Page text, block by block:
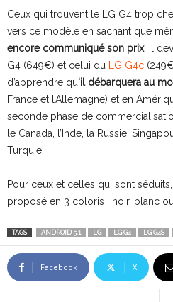
Ceux qui trouvent le LG G4 trop
vers ce modèle en sachant que
encore communiqué son prix, il
G4 (649€) et celui du
LG G4c
d’apprendre qu‘il débarquera au
France et l’Allemagne) et en
seconde phase de
le Canada, l’Inde, la Russie,
Turquie.
Pour ceux et celles qui sont
proposé en 3 coloris : noir, blanc
TAGS ANDROID 5.1 LG LG G4 LG G4S
Facebook X